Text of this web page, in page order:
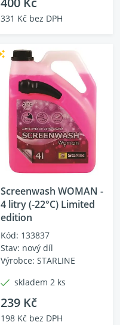
331 Kč bez DPH
Screenwash WOMAN -
4 litry (-22°C) Limited
edition
Kód: 133837
Stav: nový díl
Výrobce: STARLINE
skladem 2 ks
239 Kč
198 Kč bez DPH